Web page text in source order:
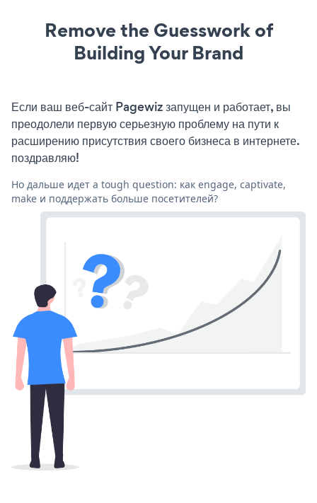
Remove the Guesswork of
Building Your Brand
Если ваш веб-сайт Pagewiz запущен и работает, вы
преодолели первую серьезную проблему на пути к
расширению присутствия своего бизнеса в интернете.
поздравляю!
Но дальше идет a tough question: как engage, captivate,
make и поддержать больше посетителей?